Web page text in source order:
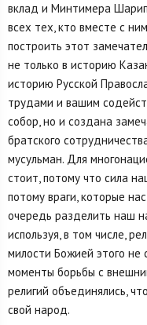
вклад и Минтимера
всех тех, кто вместе с
построить этот
не только в историю
историю Русской
трудами и вашим
собор, но и создана
братского
мусульман. Для
стоит, потому что сила
потому враги, которые
очередь разделить наш
используя, в том числе,
милости Божией этого не
моменты борьбы с
религий объединялись,
свой народ.